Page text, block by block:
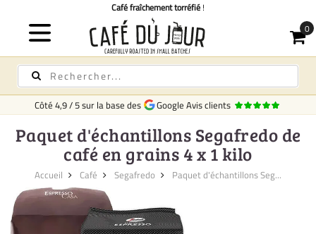
Café fraîchement torréfié!
Côté 4,9/5sur la base des Google Avis clients
Paquet d'échantillons Segafredo de
café en grains 4 x 1 kilo
Accueil Café Segafredo Paquet d'échantillons Seg...